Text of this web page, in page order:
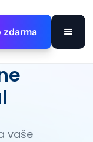
zdarma
vaše